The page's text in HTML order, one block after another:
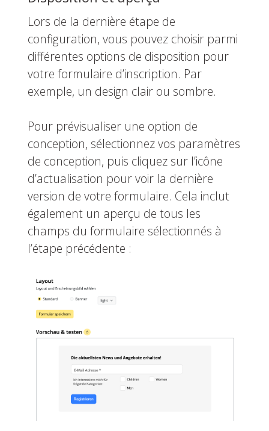
Lors de la dernière étape de
configuration, vous pouvez choisir parmi
différentes options de disposition pour
votre formulaire d’inscription. Par
exemple, un design clair ou sombre.
Pour prévisualiser une option de
conception, sélectionnez vos paramètres
de conception, puis cliquez sur l’icône
d’actualisation pour voir la dernière
version de votre formulaire. Cela inclut
également un aperçu de tous les
champs du formulaire sélectionnés à
l’étape précédente :